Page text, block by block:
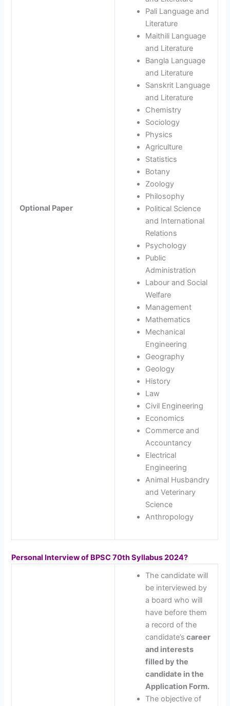
Optional Paper
Pali Language and
Literature
Maithili Language
and Literature
Bangla Language
and Literature
Sanskrit Language
and Literature
Chemistry
Sociology
Physics
Agriculture
Statistics
Botany
Zoology
Philosophy
Political Science
and International
Relations
Psychology
Public
Administration
Labour and Social
Welfare
Management
Mathematics
Mechanical
Engineering
Geography
Geology
History
Law
Civil Engineering
Economics
Commerce and
Accountancy
Electrical
Engineering
Animal Husbandry
and Veterinary
Science
Anthropology
Personal Interview of BPSC 70th Syllabus 2024?
The candidate will
be interviewed by
a board who will
have before them
a record of the
candidate’s career
and interests
filled by the
candidate in the
Application Form.
The objective of